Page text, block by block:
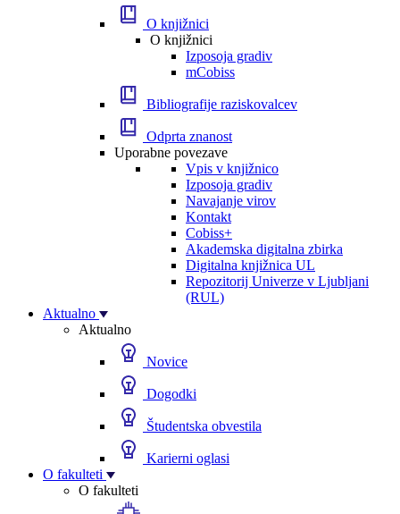
O knjižnici
O knjižnici
Izposoja gradiv
mCobiss
Bibliografije raziskovalcev
Odprta znanost
Uporabne povezave
Vpis v knjižnico
Izposoja gradiv
Navajanje virov
Kontakt
Cobiss+
Akademska digitalna zbirka
Digitalna knjižnica UL
Repozitorij Univerze v Ljubljani
(RUL)
Aktualno
Aktualno
Novice
Dogodki
Študentska obvestila
Karierni oglasi
O fakulteti
O fakulteti